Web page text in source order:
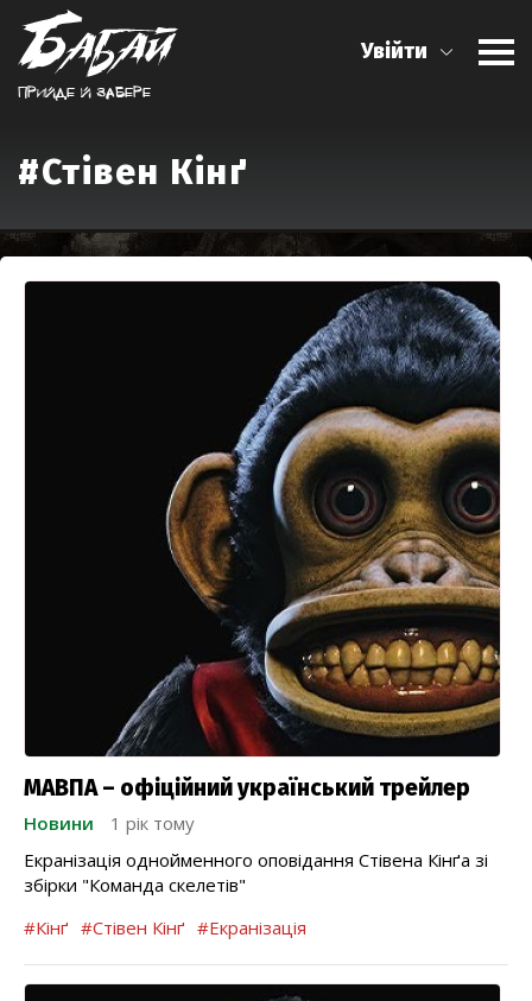
Прийде й забере
Увійти
#Стівен Кінґ
МАВПА – офіційний український трейлер
Новини
1 рік тому
Екранізація однойменного оповідання Стівена Кінґа зі
збірки "Команда скелетів"
#Кінґ #Стівен Кінґ #Екранізація